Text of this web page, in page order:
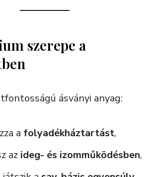
szerepe a
ásványi anyag:
a folyadékháztartást,
az ideg- és izomműködésben,